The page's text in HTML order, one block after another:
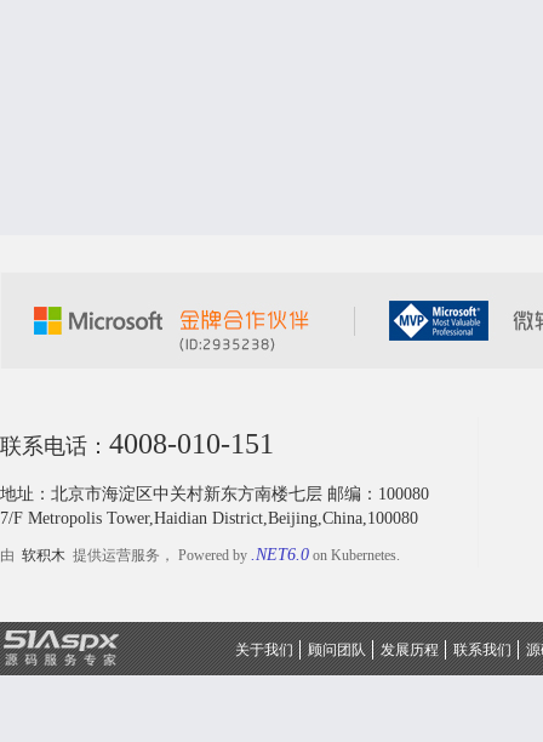
联系电话： 4008-010-151
地址：北京市海淀区中关村新东方南楼七层 邮编：100080
7/F Metropolis Tower,Haidian District,Beijing,China,100080
由 软积木 提供运营服务， Powered by .NET6.0 on Kubernetes.
关于我们 顾问团队 发展历程 联系我们